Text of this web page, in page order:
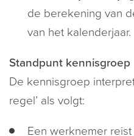
de berekening van
van het kalenderjaar.
Standpunt kennisgroep
De kennisgroep
regel’ als volgt:
Een werknemer reist